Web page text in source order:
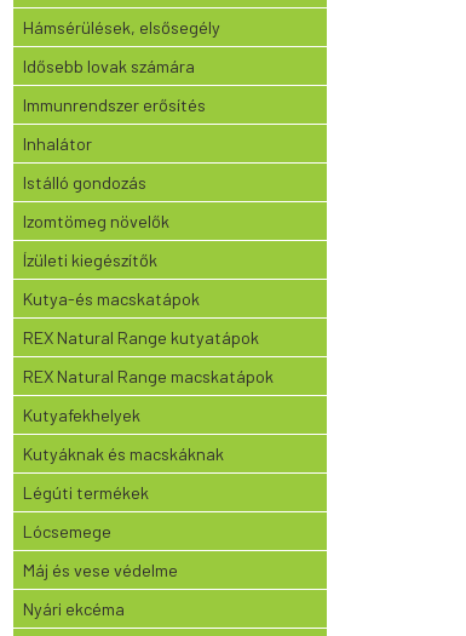
Hámsérülések, elsősegély
Idősebb lovak számára
Immunrendszer erősítés
Inhalátor
Istálló gondozás
Izomtömeg növelők
Ízületi kiegészítők
Kutya-és macskatápok
REX Natural Range kutyatápok
REX Natural Range macskatápok
Kutyafekhelyek
Kutyáknak és macskáknak
Légúti termékek
Lócsemege
Máj és vese védelme
Nyári ekcéma